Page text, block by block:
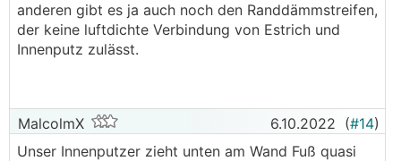
anderen gibt es ja auch noch den Randdämmstreifen,
der keine luftdichte Verbindung von Estrich und
Innenputz zulässt.
MalcolmX 6.10.2022 (#14)
Unser Innenputzer zieht unten am Wand Fuß quasi